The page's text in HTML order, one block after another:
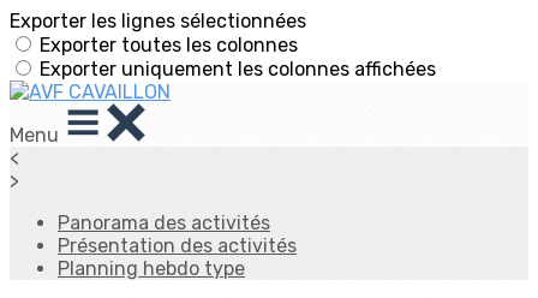
Exporter les lignes sélectionnées
Exporter toutes les colonnes
Exporter uniquement les colonnes affichées
Menu
<
>
Panorama des activités
Présentation des activités
Planning hebdo type